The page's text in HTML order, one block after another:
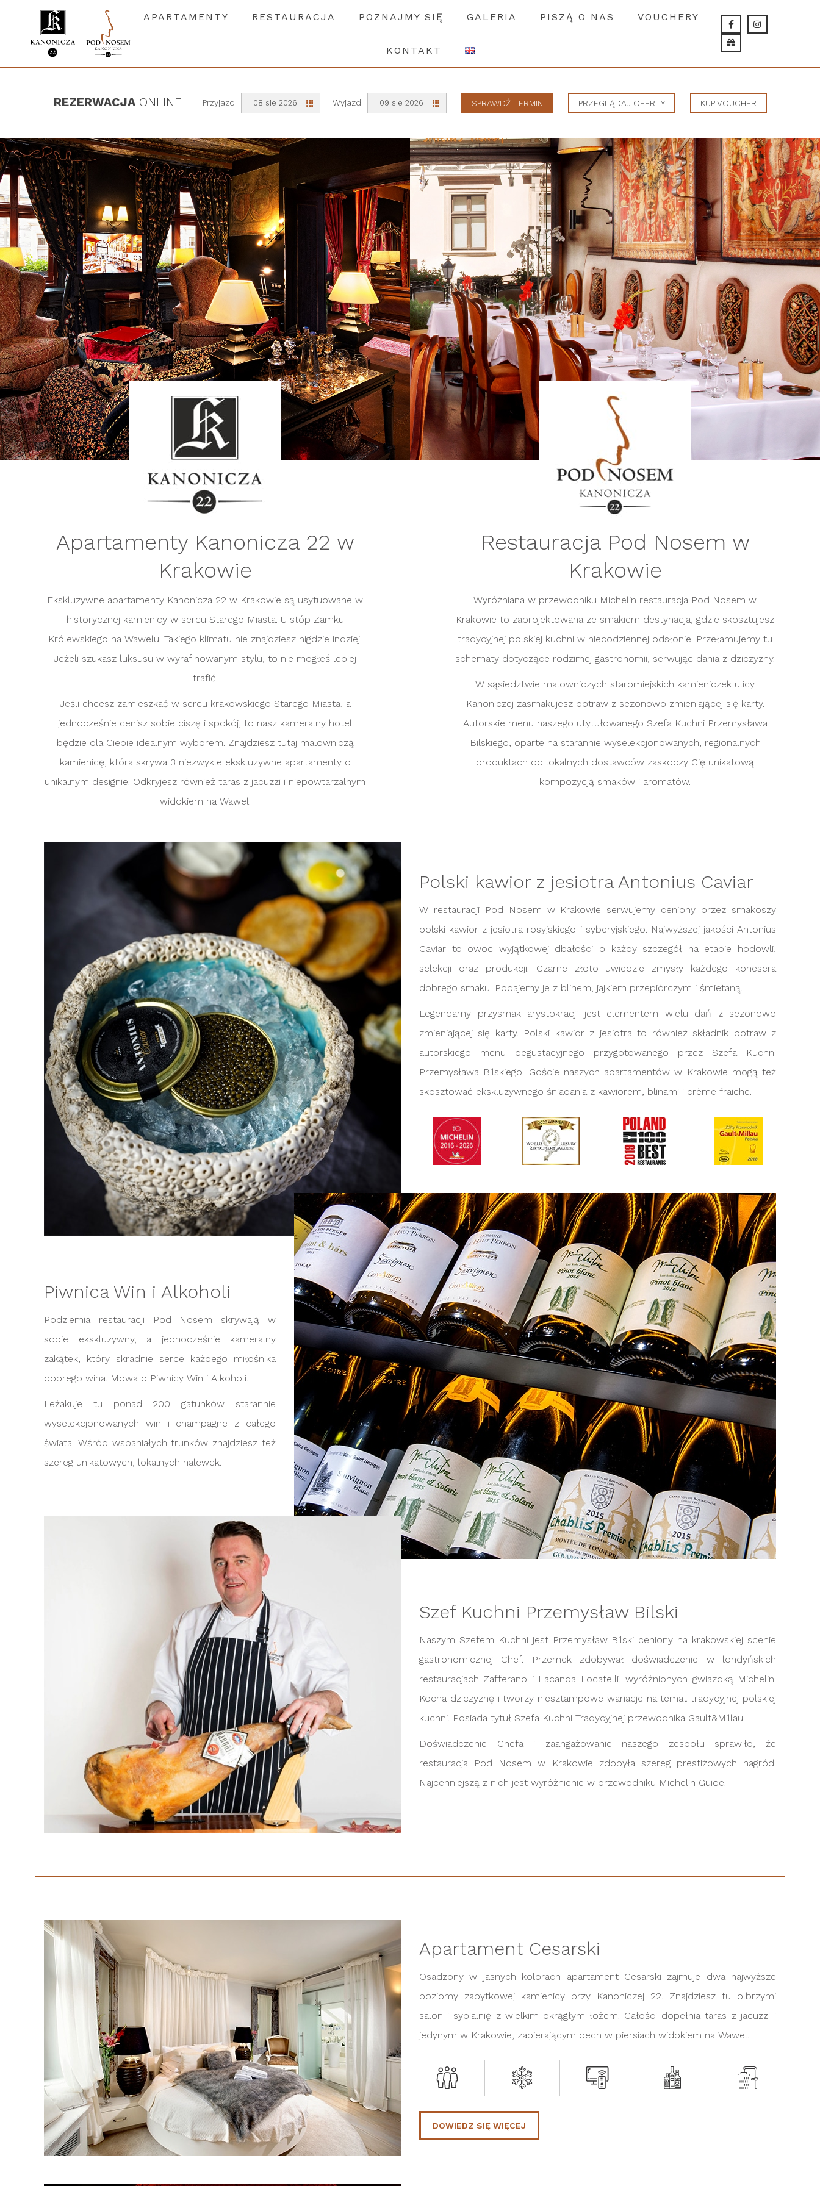
APARTAMENTY RESTAURACJA POZNAJMY SIĘ GALERIA PISZĄ O NAS VOUCHERY
KONTAKT
REZERWACJAONLINE Przyjazd 08 sie 2026 Wyjazd 09 sie 2026 SPRAWDŹ TERMIN PRZEGLĄDAJ OFERTY KUP VOUCHER
Apartamenty Kanonicza 22 w
Krakowie
Ekskluzywne apartamenty Kanonicza 22 w Krakowie są usytuowane w
historycznej kamienicy w sercu Starego Miasta. U stóp Zamku
Królewskiego na Wawelu. Takiego klimatu nie znajdziesz nigdzie indziej.
Jeżeli szukasz luksusu w wyrafinowanym stylu, to nie mogłeś lepiej
trafić!
Jeśli chcesz zamieszkać w sercu krakowskiego Starego Miasta, a
jednocześnie cenisz sobie ciszę i spokój, to nasz kameralny hotel
będzie dla Ciebie idealnym wyborem. Znajdziesz tutaj malowniczą
kamienicę, która skrywa 3 niezwykle ekskluzywne apartamenty o
unikalnym designie. Odkryjesz również taras z jacuzzi i niepowtarzalnym
widokiem na Wawel.
Restauracja Pod Nosem w
Krakowie
Wyróżniana w przewodniku Michelin restauracja Pod Nosem w
Krakowie to zaprojektowana ze smakiem destynacja, gdzie skosztujesz
tradycyjnej polskiej kuchni w niecodziennej odsłonie. Przełamujemy tu
schematy dotyczące rodzimej gastronomii, serwując dania z dziczyzny.
W sąsiedztwie malowniczych staromiejskich kamieniczek ulicy
Kanoniczej zasmakujesz potraw z sezonowo zmieniającej się karty.
Autorskie menu naszego utytułowanego Szefa Kuchni Przemysława
Bilskiego, oparte na starannie wyselekcjonowanych, regionalnych
produktach od lokalnych dostawców zaskoczy Cię unikatową
kompozycją smaków i aromatów.
Polski kawior z jesiotra Antonius Caviar
W restauracji Pod Nosem w Krakowie serwujemy ceniony przez smakoszy
polski kawior z jesiotra rosyjskiego i syberyjskiego. Najwyższej jakości Antonius
Caviar to owoc wyjątkowej dbałości o każdy szczegół na etapie hodowli,
selekcji oraz produkcji. Czarne złoto uwiedzie zmysły każdego konesera
dobrego smaku. Podajemy je z blinem, jajkiem przepiórczym i śmietaną.
Legendarny przysmak arystokracji jest elementem wielu dań z sezonowo
zmieniającej się karty. Polski kawior z jesiotra to również składnik potraw z
autorskiego menu degustacyjnego przygotowanego przez Szefa Kuchni
Przemysława Bilskiego. Goście naszych apartamentów w Krakowie mogą też
skosztować ekskluzywnego śniadania z kawiorem, blinami i crème fraiche.
Piwnica Win i Alkoholi
Podziemia restauracji Pod Nosem skrywają w
sobie ekskluzywny, a jednocześnie kameralny
zakątek, który skradnie serce każdego miłośnika
dobrego wina. Mowa o Piwnicy Win i Alkoholi.
Leżakuje tu ponad 200 gatunków starannie
wyselekcjonowanych win i champagne z całego
świata. Wśród wspaniałych trunków znajdziesz też
szereg unikatowych, lokalnych nalewek.
Szef Kuchni Przemysław Bilski
Naszym Szefem Kuchni jest Przemysław Bilski ceniony na krakowskiej scenie
gastronomicznej Chef. Przemek zdobywał doświadczenie w londyńskich
restauracjach Zafferano i Lacanda Locatelli, wyróżnionych gwiazdką Michelin.
Kocha dziczyznę i tworzy niesztampowe wariacje na temat tradycyjnej polskiej
kuchni. Posiada tytuł Szefa Kuchni Tradycyjnej przewodnika Gault&Millau.
Doświadczenie Chefa i zaangażowanie naszego zespołu sprawiło, że
restauracja Pod Nosem w Krakowie zdobyła szereg prestiżowych nagród.
Najcenniejszą z nich jest wyróżnienie w przewodniku Michelin Guide.
Apartament Cesarski
Osadzony w jasnych kolorach apartament Cesarski zajmuje dwa najwyższe
poziomy zabytkowej kamienicy przy Kanoniczej 22. Znajdziesz tu olbrzymi
salon i sypialnię z wielkim okrągłym łożem. Całości dopełnia taras z jacuzzi i
jedynym w Krakowie, zapierającym dech w piersiach widokiem na Wawel.
DOWIEDZ SIĘ WIĘCEJ